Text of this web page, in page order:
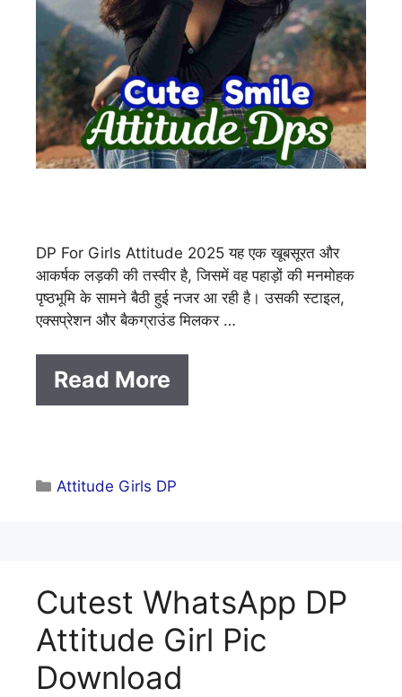
DP For Girls Attitude 2025 यह एक खूबसूरत और
आकर्षक लड़की की तस्वीर है, जिसमें वह पहाड़ों की मनमोहक
पृष्ठभूमि के सामने बैठी हुई नजर आ रही है। उसकी स्टाइल,
एक्सप्रेशन और बैकग्राउंड मिलकर …
Read More
Categories
Attitude Girls DP
Cutest WhatsApp DP
Attitude Girl Pic
Download